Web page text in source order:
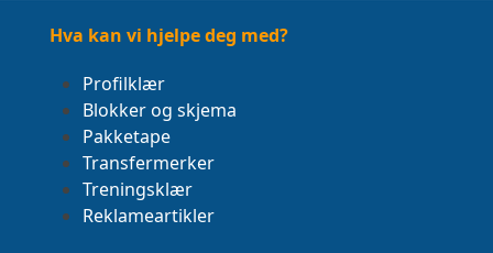
Hva kan vi hjelpe deg med?
Profilklær
Blokker og skjema
Pakketape
Transfermerker
Treningsklær
Reklameartikler